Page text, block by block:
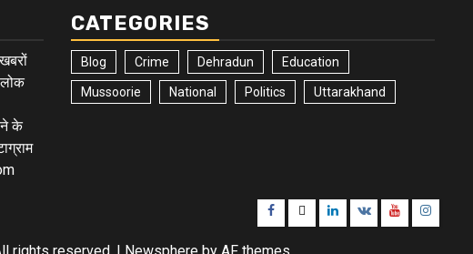
लोक
के
CATEGORIES
Blog Crime Dehradun Education
Mussoorie National Politics Uttarakhand
Facebook
TwitterLinkedin
VK Youtube
rights reserved. | Newsphere by AF themes.